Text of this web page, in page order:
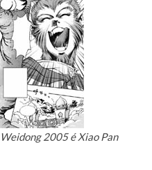
2005 é Xiao Pan